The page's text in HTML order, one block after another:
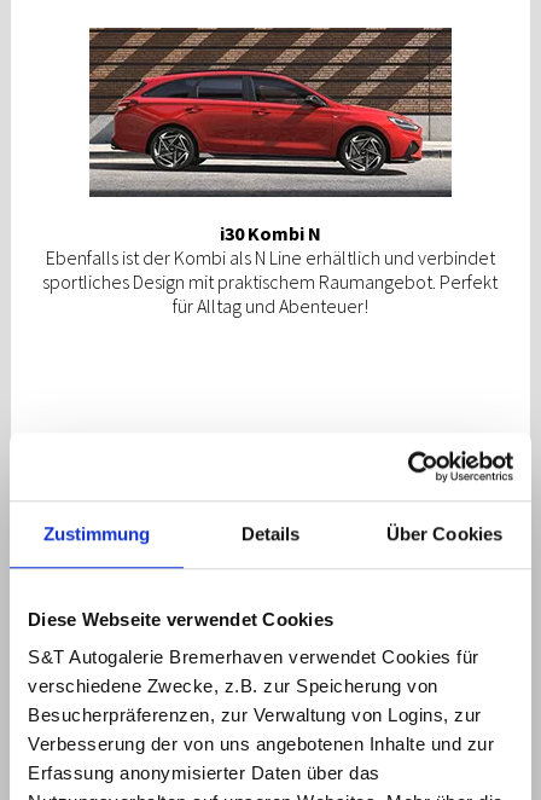
Zustimmung Details Über Cookies
Diese Webseite verwendet Cookies
S&T Autogalerie Bremerhaven verwendet Cookies für
verschiedene Zwecke, z.B. zur Speicherung von
Besucherpräferenzen, zur Verwaltung von Logins, zur
Verbesserung der von uns angebotenen Inhalte und zur
Erfassung anonymisierter Daten über das
i30 Kombi N
Ebenfalls ist der Kombi als N Line erhältlich und verbindet
sportliches Design mit praktischem Raumangebot. Perfekt
für Alltag und Abenteuer!
Stand: 15.04.2026
UVP
29.840,- €
ab * 26.490,- €
Sie sparen insgesamt 3.350,- €!
Die Preise verstehen sich inkl. Überführungskosten.